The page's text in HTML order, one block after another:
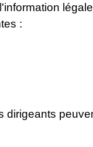
:
dirigeants